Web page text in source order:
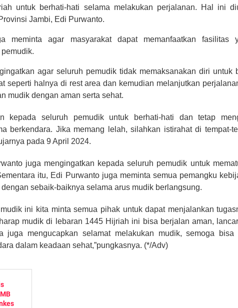
untuk berhati-hati selama melakukan perjalanan. Hal ini
Jambi, Edi Purwanto.
meminta agar masyarakat dapat memanfaatkan fasilitas
agar seluruh pemudik tidak memaksanakan diri untuk
seperti halnya di rest area dan kemudian melanjutkan
mudik dengan aman serta sehat.
kepada seluruh pemudik untuk berhati-hati dan tetap
berkendara. Jika memang lelah, silahkan istirahat di tempat-
pada 9 April 2024.
juga mengingatkan kepada seluruh pemudik untuk
itu, Edi Purwanto juga meminta semua pemangku
sebaik-baiknya selama arus mudik berlangsung.
ini kita minta semua pihak untuk dapat menjalankan
mudik di lebaran 1445 Hijriah ini bisa berjalan aman,
juga mengucapkan selamat melakukan mudik, semoga bisa
dalam keadaan sehat,”pungkasnya. (*/Adv)